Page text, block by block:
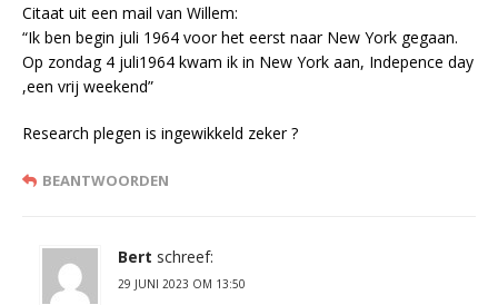
Citaat uit een mail van Willem:
“Ik ben begin juli 1964 voor het eerst naar New York gegaan.
Op zondag 4 juli1964 kwam ik in New York aan, Indepence day
,een vrij weekend”
Research plegen is ingewikkeld zeker ?
BEANTWOORDEN
Bert schreef:
29 JUNI 2023 OM 13:50